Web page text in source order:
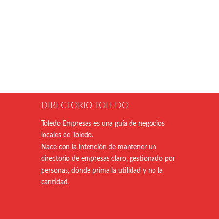
DIRECTORIO TOLEDO
Toledo Empresas es una guía de negocios
locales de Toledo.
Nace con la intención de mantener un
directorio de empresas claro, gestionado por
personas, dónde prima la utilidad y no la
cantidad.